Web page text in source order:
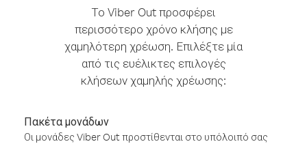
Το Viber Out προσφέρει
περισσότερο χρόνο κλήσης με
χαμηλότερη χρέωση. Επιλέξτε μία
από τις ευέλικτες επιλογές
κλήσεων χαμηλής χρέωσης:
Πακέτα μονάδων
Οι μονάδες Viber Out προστίθενται στο υπόλοιπό σας